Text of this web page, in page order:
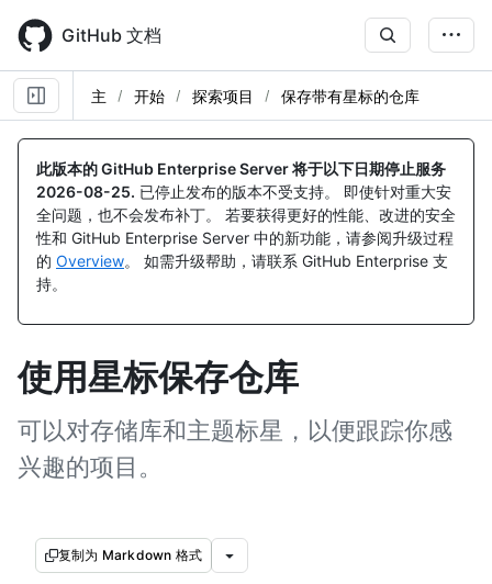
main
content
GitHub 文档
主 开始 探索项目 保存带有星标的仓库
此版本的 GitHub Enterprise Server 将于以下日期停止服务
2026-08-25. 已停止发布的版本不受支持。 即使针对重大安
全问题，也不会发布补丁。 若要获得更好的性能、改进的安全
性和 GitHub Enterprise Server 中的新功能，请参阅升级过程
的 Overview。 如需升级帮助，请联系 GitHub Enterprise 支
持。
使用星标保存仓库
可以对存储库和主题标星，以便跟踪你感
兴趣的项目。
复制为 Markdown 格式